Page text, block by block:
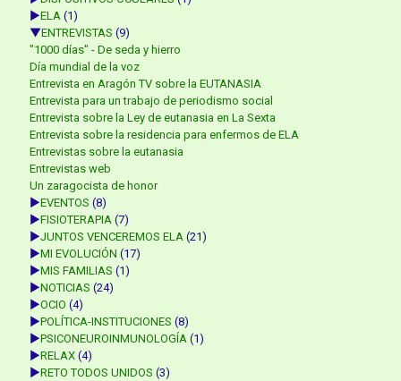
►ELA (1)
▼ENTREVISTAS (9)
"1000 días" - De seda y hierro
Día mundial de la voz
Entrevista en Aragón TV sobre la EUTANASIA
Entrevista para un trabajo de periodismo social
Entrevista sobre la Ley de eutanasia en La Sexta
Entrevista sobre la residencia para enfermos de ELA
Entrevistas sobre la eutanasia
Entrevistas web
Un zaragocista de honor
►EVENTOS (8)
►FISIOTERAPIA (7)
►JUNTOS VENCEREMOS ELA (21)
►MI EVOLUCIÓN (17)
►MIS FAMILIAS (1)
►NOTICIAS (24)
►OCIO (4)
►POLÍTICA-INSTITUCIONES (8)
►PSICONEUROINMUNOLOGÍA (1)
►RELAX (4)
►RETO TODOS UNIDOS (3)